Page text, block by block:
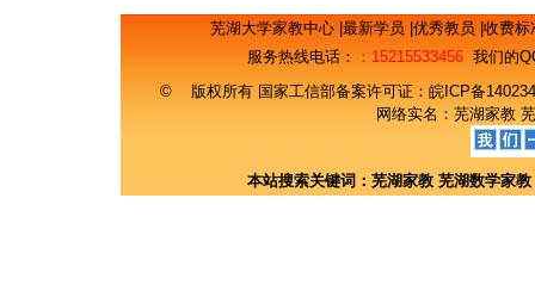
芜湖大学家教中心 最新学员 优秀教员 收费
服务热线电话：
：15215533456 我们的
© 版权所有 国家工信部备案许可证： 皖ICP备
网络实名： 芜湖家教
本站搜索关键词： 芜湖家教 芜湖数学家教